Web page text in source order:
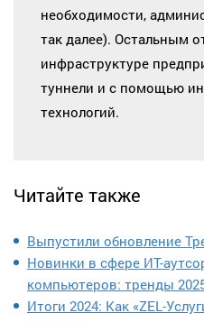
необходимости,
так далее). Остальным
инфраструктуре
туннели и с помощью
технологий.
Читайте также
Выпустили обновление
Новинки в сфере ИТ-
компьютеров: тренды
Итоги 2024: Как «ZEL-